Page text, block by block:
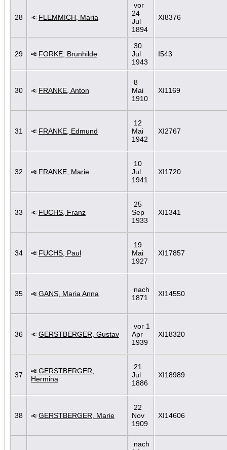
28 FLEMMICH, Maria
vor
24
Jul
1894
XI8376
29 FORKE, Brunhilde
30
Jul
1943
I543
30 FRANKE, Anton
8
Mai
1910
XI1169
31 FRANKE, Edmund
12
Mai
1942
XI2767
32 FRANKE, Marie
10
Jul
1941
XI1720
33 FUCHS, Franz
25
Sep
1933
XI1341
34 FUCHS, Paul
19
Mai
1927
XI17857
35 GANS, Maria Anna
nach
1871
XI14550
36 GERSTBERGER, Gustav
vor 1
Apr
1939
XI18320
37
GERSTBERGER,
Hermina
21
Jul
1886
XI18989
38 GERSTBERGER, Marie
22
Nov
1909
XI14606
nach